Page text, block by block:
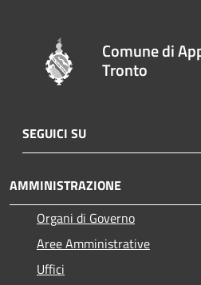
Comune di
Tronto
SEGUICI SU
AMMINISTRAZIONE
Organi di Governo
Aree Amministrative
Uffici